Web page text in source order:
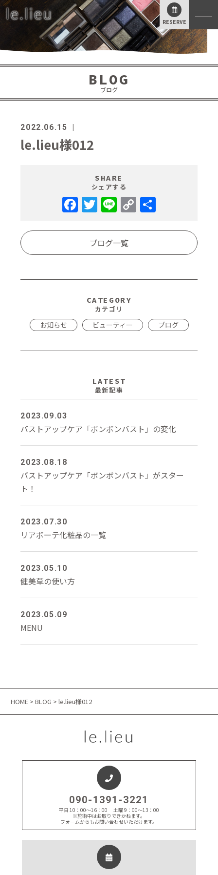
RESERVE
BLOG
ブログ
2022.06.15
le.lieu様012
SHARE
シェアする
ブログ一覧
CATEGORY
カテゴリ
お知らせ ビューティー ブログ
LATEST
最新記事
2023.09.03
バストアップケア「ボンボンバスト」の変化
2023.08.18
バストアップケア「ボンボンバスト」がスター
ト！
2023.07.30
リアボーテ化粧品の一覧
2023.05.10
健美草の使い方
2023.05.09
MENU
HOME >BLOG > le.lieu様012
090-1391-3221
平日 10：00～16：00 土曜 9：00～13：00
※施術中はお取りできかねます。
フォームからもお問い合わせいただけます。